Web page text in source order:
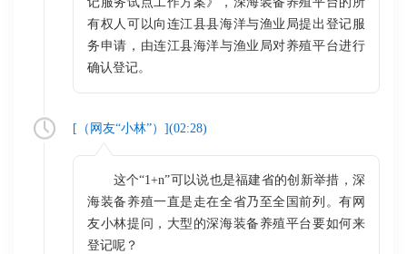
有权人可以向连江县县海洋与渔业局提出登记服
务申请，由连江县海洋与渔业局对养殖平台进行
确认登记。
[（ 网友“小林”）](02:28)
这个“1+n”可以说也是福建省的创新举措，深
海装备养殖一直是走在全省乃至全国前列。有网
友小林提问，大型的深海装备养殖平台要如何来
登记呢？